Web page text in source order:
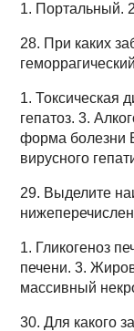
1. Портальный.
28. При каких
1. Токсическая
гепатоз. 3.
форма болезни
вирусного
29. Выделите
1. Гликогеноз
печени. 3.
массивный
30. Для какого